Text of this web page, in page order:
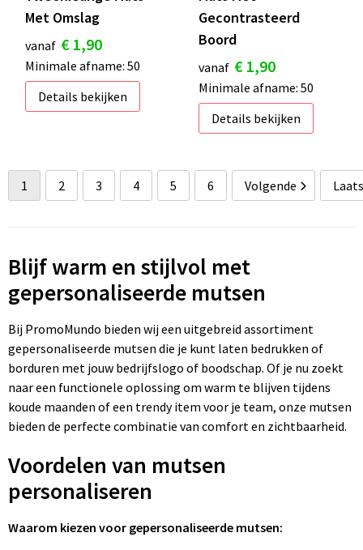
Met Omslag
vanaf € 1,90
Minimale afname: 50
Details bekijken
Gecontrasteerd
Boord
vanaf € 1,90
Minimale afname: 50
Details bekijken
1 2 3 4 5 6 Volgende
Blijf warm en stijlvol met
gepersonaliseerde mutsen
Bij PromoMundo bieden wij een uitgebreid assortiment
gepersonaliseerde mutsen die je kunt laten bedrukken of
borduren met jouw bedrijfslogo of boodschap. Of je nu zoekt
naar een functionele oplossing om warm te blijven tijdens
koude maanden of een trendy item voor je team, onze mutsen
bieden de perfecte combinatie van comfort en zichtbaarheid.
Voordelen van mutsen
personaliseren
Waarom kiezen voor gepersonaliseerde mutsen: